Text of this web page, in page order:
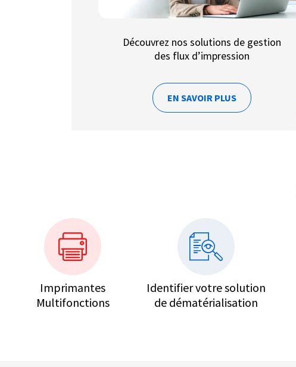
Découvrez nos solutions de gestion
des flux d’impression
EN SAVOIR PLUS
Imprimantes
Multifonctions
Identifier votre solution
de dématérialisation